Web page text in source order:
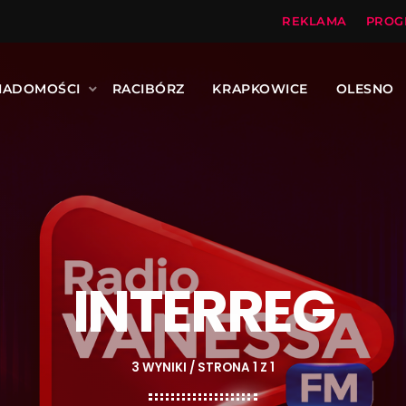
REKLAMA
RACIBÓRZ KRAPKOWICE OLESNO
INTERREG
3 WYNIKI / STRONA 1 Z 1